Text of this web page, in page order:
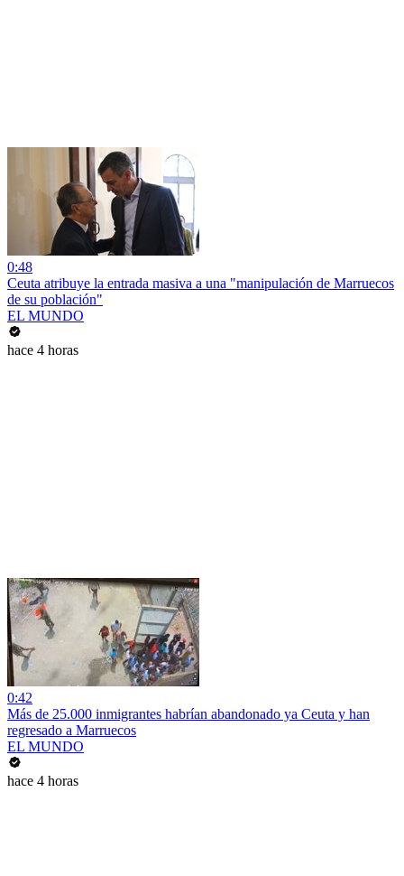
0:48
Ceuta atribuye la entrada masiva a una "manipulación de Marruecos
de su población"
EL MUNDO
hace 4 horas
0:42
Más de 25.000 inmigrantes habrían abandonado ya Ceuta y han
regresado a Marruecos
EL MUNDO
hace 4 horas